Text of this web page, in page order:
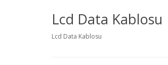
Lcd Data Kablosu
Lcd Data Kablosu